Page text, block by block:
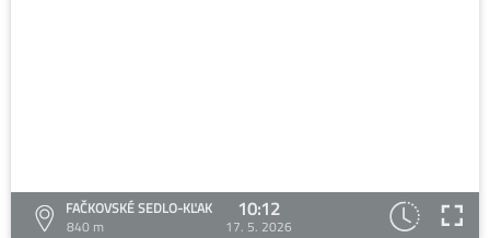
FAČKOVSKÉ SEDLO-KĽAK
840 m
10:12
17. 5. 2026